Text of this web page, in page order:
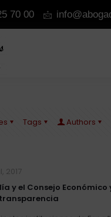
70 00
Tags Authors
2017
y el Consejo Económico